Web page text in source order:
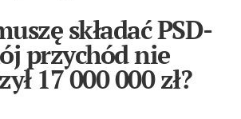
składać PSD-
przychód nie
17 000 000 zł?